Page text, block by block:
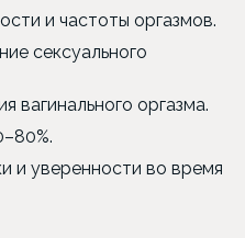
и частоты оргазмов.
сексуального
вагинального оргазма.
и уверенности во время